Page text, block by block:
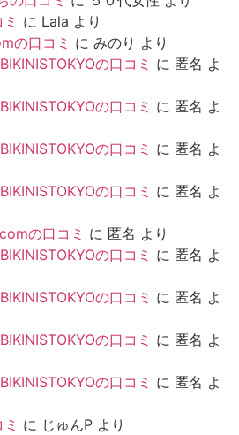
に Lala より
の口コミ に みのり より
の口コミ に 匿名 よ
の口コミ に 匿名 よ
の口コミ に 匿名 よ
の口コミ に 匿名 よ
の口コミ に 匿名 より
の口コミ に 匿名 よ
の口コミ に 匿名 よ
の口コミ に 匿名 よ
の口コミ に 匿名 よ
に じゅんP より